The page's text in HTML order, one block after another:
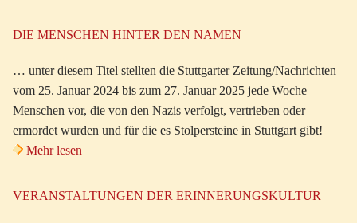
DIE MENSCHEN HINTER DEN NAMEN
… unter diesem Titel stellten die Stuttgarter Zeitung/Nachrichten
vom 25. Januar 2024 bis zum 27. Januar 2025 jede Woche
Menschen vor, die von den Nazis verfolgt, vertrieben oder
ermordet wurden und für die es Stolpersteine in Stuttgart gibt!
Mehr lesen
VERANSTALTUNGEN DER ERINNERUNGSKULTUR